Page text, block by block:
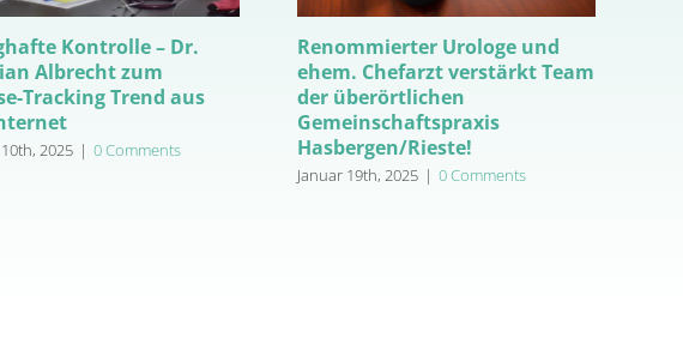
Kontrolle – Dr.
Albrecht zum
Tracking Trend aus
2025 | 0 Comments
Renommierter Urologe und
ehem. Chefarzt verstärkt Team
der überörtlichen
Gemeinschaftspraxis
Hasbergen/Rieste!
Januar 19th, 2025 | 0 Comments